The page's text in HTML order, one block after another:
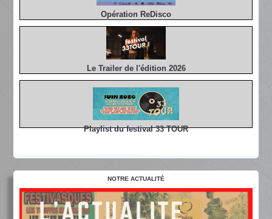
Opération ReDisco
Le Trailer de l'édition 2026
Playlist du festival 33 TOUR
NOTRE ACTUALITÉ